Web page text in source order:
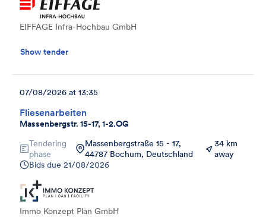
EIFFAGE Infra-Hochbau GmbH
Show tender
Fliesenarbeiten
Massenbergstr. 15-17, 1-2.OG
07/08/2026 at 13:35
Tendering
phase
Massenbergstraße 15 - 17,
44787 Bochum, Deutschland
34 km
away
Bids due 21/08/2026
Immo Konzept Plan GmbH